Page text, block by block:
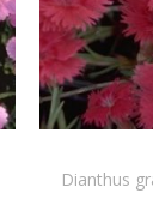
Dianthus